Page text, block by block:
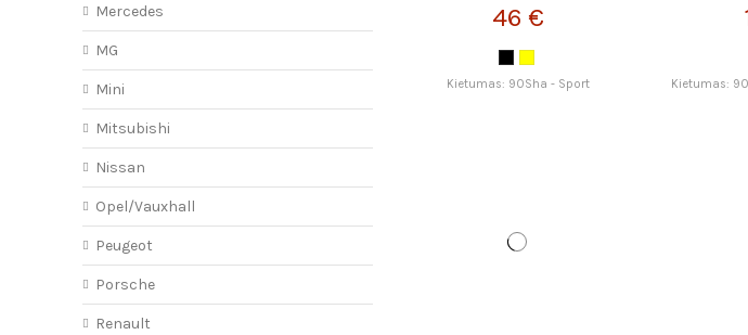
46 €
Kietumas: 90Sha - Sport Kietumas:
Mercedes
MG
Mini
Mitsubishi
Nissan
Opel/Vauxhall
Peugeot
Porsche
Renault